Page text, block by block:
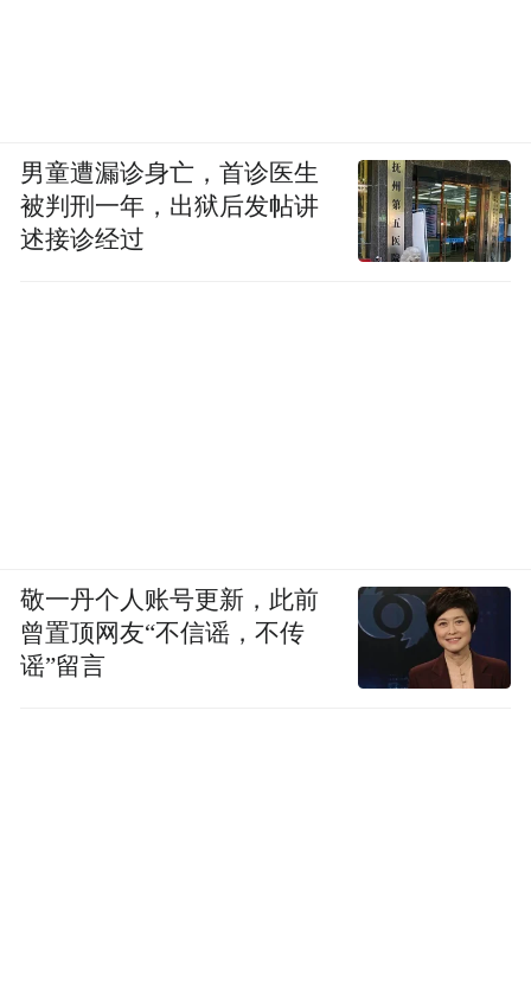
男童遭漏诊身亡，首诊医生
被判刑一年，出狱后发帖讲
述接诊经过
敬一丹个人账号更新，此前
曾置顶网友“不信谣，不传
谣”留言